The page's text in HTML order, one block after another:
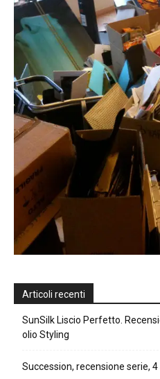
Articoli recenti
SunSilk Liscio Perfetto.
olio Styling
Succession, recensione serie,